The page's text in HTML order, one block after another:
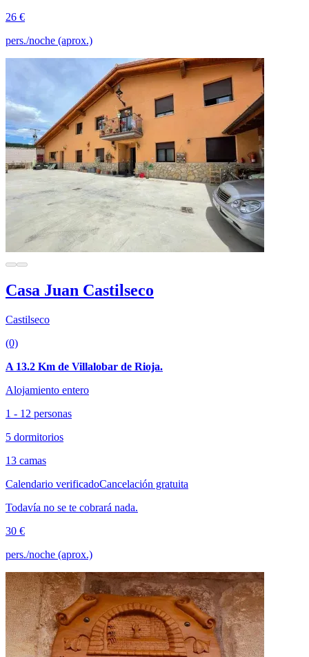
26 €
pers./noche (aprox.)
Casa Juan Castilseco
Castilseco
(0)
A 13.2 Km de Villalobar de Rioja.
Alojamiento entero
1 - 12 personas
5 dormitorios
13 camas
Calendario verificadoCancelación gratuita
Todavía no se te cobrará nada.
30 €
pers./noche (aprox.)